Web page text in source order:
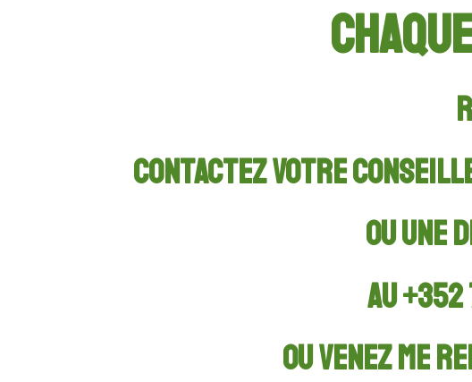
Contactez votre
ouune
au +352
ou venez me